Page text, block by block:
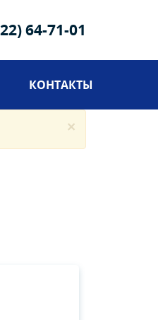
64-71-01
КОНТАКТЫ
×